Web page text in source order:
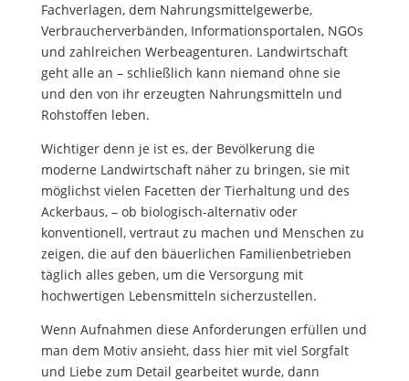
Fachverlagen, dem Nahrungsmittelgewerbe,
Verbraucherverbänden, Informationsportalen, NGOs
und zahlreichen Werbeagenturen. Landwirtschaft
geht alle an – schließlich kann niemand ohne sie
und den von ihr erzeugten Nahrungsmitteln und
Rohstoffen leben.
Wichtiger denn je ist es, der Bevölkerung die
moderne Landwirtschaft näher zu bringen, sie mit
möglichst vielen Facetten der Tierhaltung und des
Ackerbaus, – ob biologisch-alternativ oder
konventionell, vertraut zu machen und Menschen zu
zeigen, die auf den bäuerlichen Familienbetrieben
täglich alles geben, um die Versorgung mit
hochwertigen Lebensmitteln sicherzustellen.
Wenn Aufnahmen diese Anforderungen erfüllen und
man dem Motiv ansieht, dass hier mit viel Sorgfalt
und Liebe zum Detail gearbeitet wurde, dann